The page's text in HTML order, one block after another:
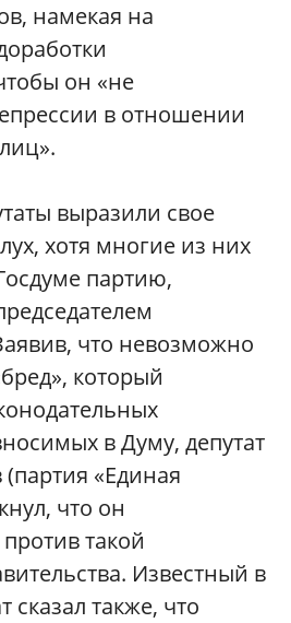
намекая на
он «не
в отношении
выразили свое
хотя многие из них
партию,
что невозможно
который
в Думу, депутат
«Единая
что он
такой
Известный в
также, что